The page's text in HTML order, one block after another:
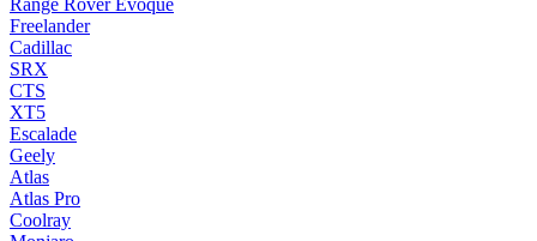
Range Rover Evoque
Freelander
Cadillac
SRX
CTS
XT5
Escalade
Geely
Atlas
Atlas Pro
Coolray